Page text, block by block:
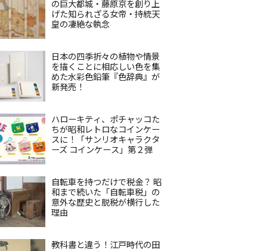
の巨大都城・藤原京を創り上
げた知られざる女帝・持統天
皇の凄絶な執念
日本の四季折々の植物や情景
を描くことに相応しい色を集
めた水彩色鉛筆『色辞典』が
新発売！
ハローキティ、ポチャッコた
ちが昭和レトロなコインケー
スに！「サンリオキャラクタ
ーズ コインケース」第２弾
自転車を持つだけで税金？ 昭
和まで続いた「自転車税」の
意外な歴史と脱税が横行した
理由
教科書と違う！江戸時代の田